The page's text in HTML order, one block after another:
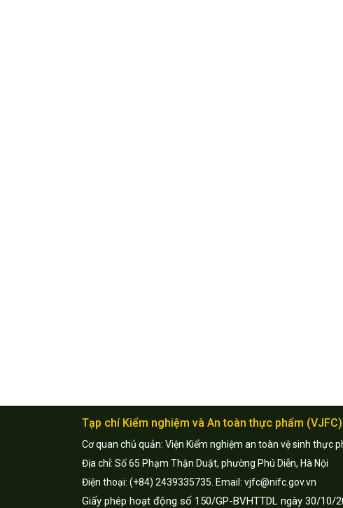
Tạp chí Kiểm nghiệm và An toàn thực phẩm (VJFC)
Cơ quan chủ quản: Viện Kiểm nghiệm an toàn vệ sinh thực
Địa chỉ: Số 65 Phạm Thận Duật, phường Phú Diễn, Hà Nội
Điện thoại: (+84) 2439335735. Email: vjfc@nifc.gov.vn
Giấy phép hoạt động số 150/GP-BVHTTDL ngày 30/10/